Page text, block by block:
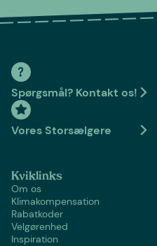
Spørgsmål? Kontakt os!
Vores Storsælgere
Kviklinks
Om os
Klimakompensation
Rabatkoder
Velgørenhed
Inspiration